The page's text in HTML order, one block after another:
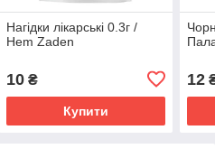
Нагідки лікарські 0.3г /
Hem Zaden
10₴
Купити
12